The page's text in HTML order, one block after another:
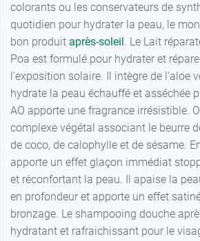
colorants ou les conservateurs de
quotidien pour hydrater la peau, le
bon produit après-soleil . Le Lait
Poa est formulé pour hydrater et
l'exposition solaire. Il intègre de l'aloe
hydrate la peau échauffé et asséchée
AO apporte une fragrance irrésistible.
complexe végétal associant le beurre
de coco, de calophylle et de sésame.
apporte un effet glaçon immédiat
et réconfortant la peau. Il apaise la
en profondeur et apporte un effet
bronzage. Le shampooing douche
hydratant et rafraichissant pour le